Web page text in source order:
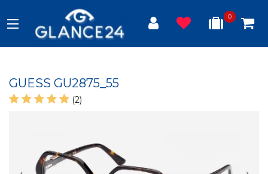
0
GUESS GU2875_55
(2)